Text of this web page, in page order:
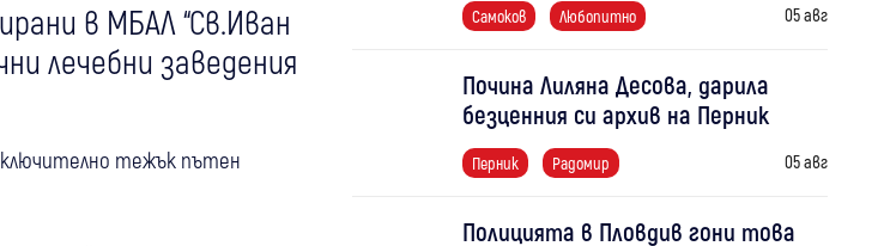
в МБАЛ “Св.Иван
лечебни заведения
тежък пътен
Самоков Любопитно 05 авг
Почина Лиляна Десова, дарила
безценния си архив на Перник
Перник Радомир 05 авг
Полицията в Пловдив гони това